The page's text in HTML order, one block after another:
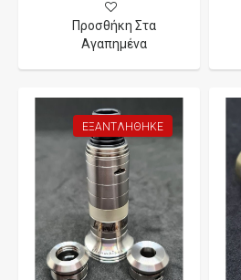
Προσθήκη Στα
Αγαπημένα
ΕΞΑΝΤΛΉΘΗΚΕ